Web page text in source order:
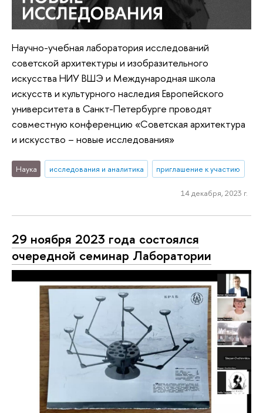
Научно-учебная лаборатория исследований
советской архитектуры и изобразительного
искусства НИУ ВШЭ и Международная школа
искусств и культурного наследия Европейского
университета в Санкт-Петербурге проводят
совместную конференцию «Советская архитектура
и искусство – новые исследования»
Наука исследования и аналитика приглашение к участию
14 декабря, 2023 г.
29 ноября 2023 года состоялся
очередной семинар Лаборатории